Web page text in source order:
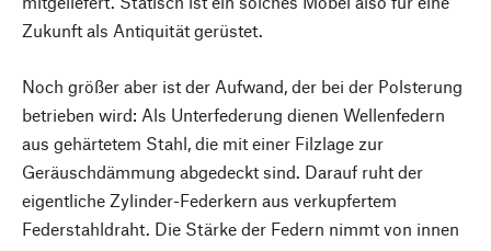
Zukunft als Antiquität gerüstet.
Noch größer aber ist der Aufwand, der bei der Polsterung
betrieben wird: Als Unterfederung dienen Wellenfedern
aus gehärtetem Stahl, die mit einer Filzlage zur
Geräuschdämmung abgedeckt sind. Darauf ruht der
eigentliche Zylinder-Federkern aus verkupfertem
Federstahldraht. Die Stärke der Federn nimmt von innen